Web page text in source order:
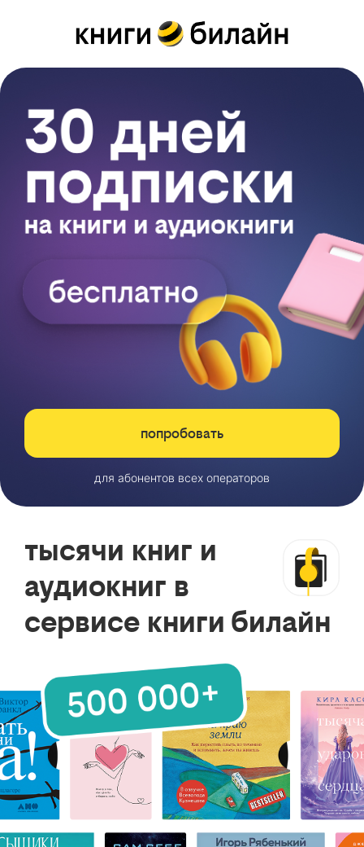
попробовать
для абонентов всех операторов
тысячи книг и
аудиокниг в
сервисе книги билайн